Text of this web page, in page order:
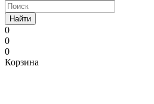
Найти
0
0
0
Корзина